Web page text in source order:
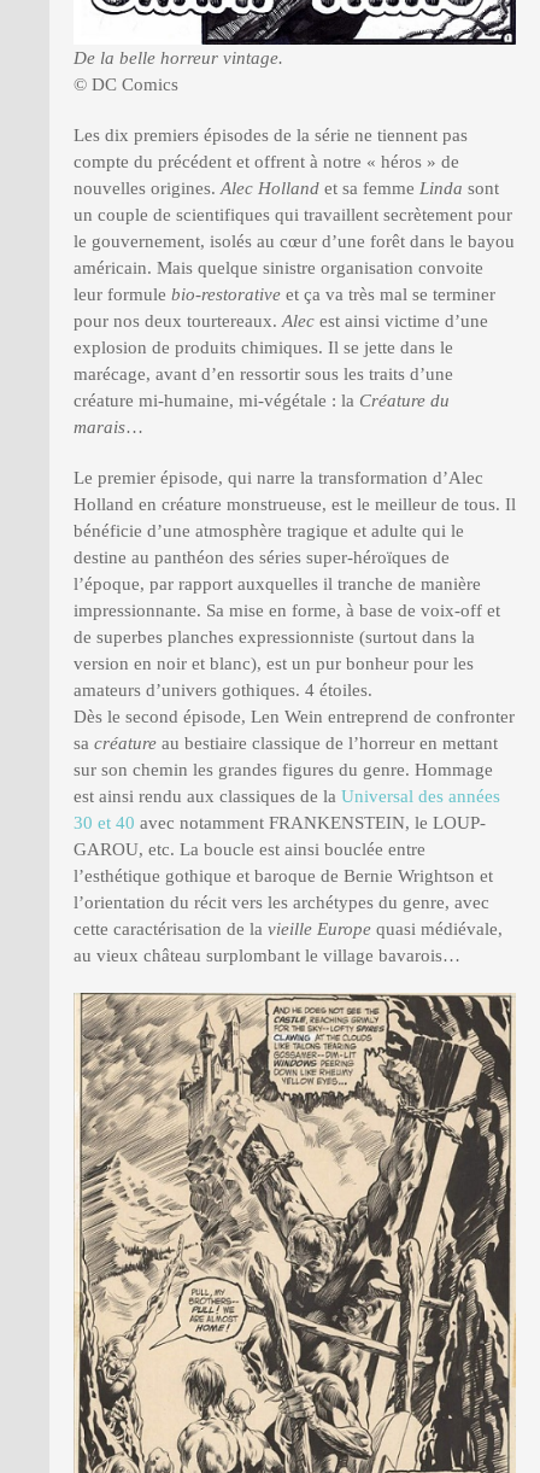
De la belle horreur vintage.
© DC Comics
Les dix premiers épisodes de la série ne tiennent pas
compte du précédent et offrent à notre « héros » de
nouvelles origines. Alec Holland et sa femme Linda sont
un couple de scientifiques qui travaillent secrètement pour
le gouvernement, isolés au cœur d’une forêt dans le bayou
américain. Mais quelque sinistre organisation convoite
leur formule bio-restorative et ça va très mal se terminer
pour nos deux tourtereaux. Alec est ainsi victime d’une
explosion de produits chimiques. Il se jette dans le
marécage, avant d’en ressortir sous les traits d’une
créature mi-humaine, mi-végétale : la Créature du
marais…
Le premier épisode, qui narre la transformation d’Alec
Holland en créature monstrueuse, est le meilleur de tous. Il
bénéficie d’une atmosphère tragique et adulte qui le
destine au panthéon des séries super-héroïques de
l’époque, par rapport auxquelles il tranche de manière
impressionnante. Sa mise en forme, à base de voix-off et
de superbes planches expressionniste (surtout dans la
version en noir et blanc), est un pur bonheur pour les
amateurs d’univers gothiques. 4 étoiles.
Dès le second épisode, Len Wein entreprend de confronter
sa créature au bestiaire classique de l’horreur en mettant
sur son chemin les grandes figures du genre. Hommage
est ainsi rendu aux classiques de la Universal des années
30 et 40 avec notamment FRANKENSTEIN, le LOUP-
GAROU, etc. La boucle est ainsi bouclée entre
l’esthétique gothique et baroque de Bernie Wrightson et
l’orientation du récit vers les archétypes du genre, avec
cette caractérisation de la vieille Europe quasi médiévale,
au vieux château surplombant le village bavarois…